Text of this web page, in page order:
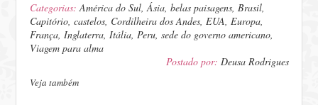
Categorias:América do Sul,Ásia,belas paisagens,Brasil,
Capitório,castelos, Cordilheira dos Andes,EUA,Europa,
França,Inglaterra,Itália,Peru,sede do governo americano,
Viagem para alma
Postado por: Deusa Rodrigues
Veja também